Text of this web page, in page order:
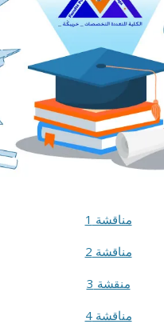
مناقشة 1
مناقشة 2
منقشة 3
مناقشة 4